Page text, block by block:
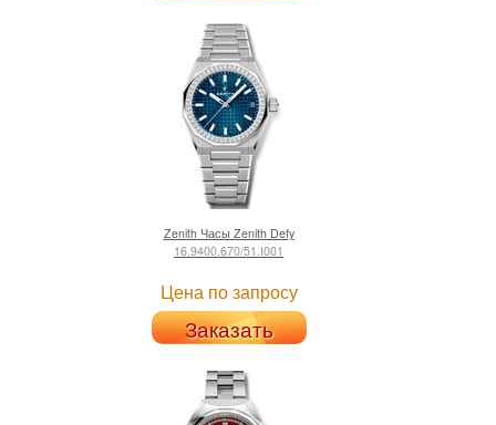
Zenith Часы Zenith Defy
16.9400.670/51.I001
Цена по запросу
Заказать